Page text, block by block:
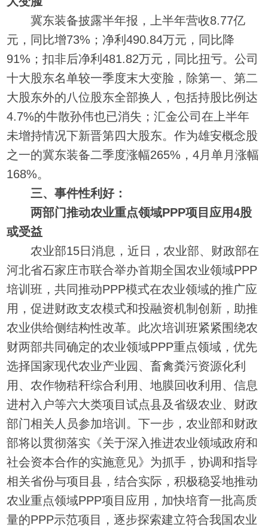
冀东装备披露半年报，上半年营收8.77亿
元，同比增73%；净利490.84万元，同比降
91%；扣非后净利481.82万元，同比扭亏。公司
十大股东名单较一季度末大变脸，除第一、第二
大股东外的八位股东全部换人，包括持股比例达
4.7%的牛散孙伟也已消失；汇金公司在上半年
未增持情况下新晋第四大股东。作为雄安概念股
之一的冀东装备二季度涨幅265%，4月单月涨幅
168%。
三、事件性利好：
两部门推动农业重点领域PPP项目应用4股
或受益
农业部15日消息，近日，农业部、财政部在
河北省石家庄市联合举办首期全国农业领域PPP
培训班，共同推动PPP模式在农业领域的推广应
用，促进财政支农模式和投融资机制创新，助推
农业供给侧结构性改革。此次培训班紧紧围绕农
财两部共同确定的农业领域PPP重点领域，优先
选择国家现代农业产业园、畜禽粪污资源化利
用、农作物秸秆综合利用、地膜回收利用、信息
进村入户等六大类项目试点县及省级农业、财政
部门相关人员参加培训。下一步，农业部和财政
部将以贯彻落实《关于深入推进农业领域政府和
社会资本合作的实施意见》为抓手，协调和指导
相关省份与项目县，结合实际，积极稳妥地推动
农业重点领域PPP项目应用，加快培育一批高质
量的PPP示范项目，逐步探索建立符合我国农业